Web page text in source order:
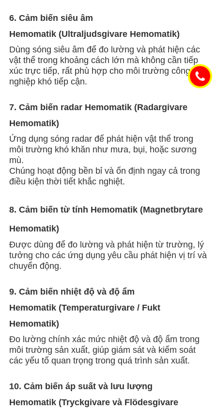
6. Cảm biến siêu âm
Hemomatik (Ultraljudsgivare Hemomatik)
Dùng sóng siêu âm để đo lường và phát hiện các
vật thể trong khoảng cách lớn mà không cần tiếp
xúc trực tiếp, rất phù hợp cho môi trường công
nghiệp khó tiếp cận.
7. Cảm biến radar Hemomatik (Radargivare
Hemomatik)
Ứng dụng sóng radar để phát hiện vật thể trong
môi trường khó khăn như mưa, bụi, hoặc sương
mù.
Chúng hoạt động bền bỉ và ổn định ngay cả trong
điều kiện thời tiết khắc nghiệt.
8. Cảm biến từ tính Hemomatik (Magnetbrytare
Hemomatik)
Được dùng để đo lường và phát hiện từ trường, lý
tưởng cho các ứng dụng yêu cầu phát hiện vị trí và
chuyển động.
9. Cảm biến nhiệt độ và độ ẩm
Hemomatik (Temperaturgivare / Fukt
Hemomatik)
Đo lường chính xác mức nhiệt độ và độ ẩm trong
môi trường sản xuất, giúp giám sát và kiểm soát
các yếu tố quan trọng trong quá trình sản xuất.
10. Cảm biến áp suất và lưu lượng
Hemomatik (Tryckgivare và Flödesgivare